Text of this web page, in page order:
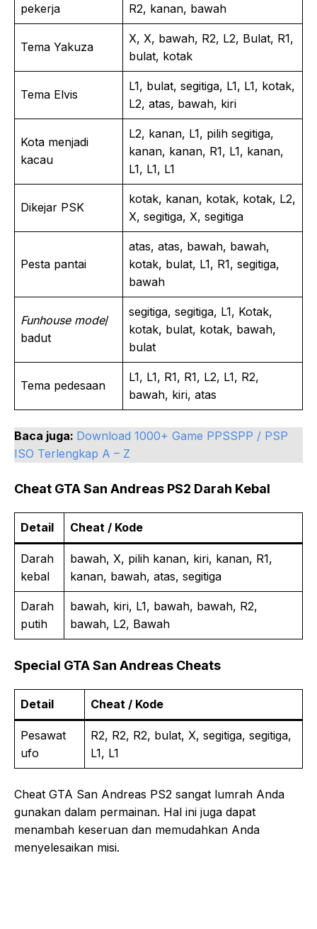
pekerja
R2, kanan, bawah
Tema Yakuza
X, X, bawah, R2, L2, Bulat, R1,
bulat, kotak
Tema Elvis
L1, bulat, segitiga, L1, L1, kotak,
L2, atas, bawah, kiri
Kota menjadi
kacau
L2, kanan, L1, pilih segitiga,
kanan, kanan, R1, L1, kanan,
L1, L1, L1
Dikejar PSK
kotak, kanan, kotak, kotak, L2,
X, segitiga, X, segitiga
Pesta pantai
atas, atas, bawah, bawah,
kotak, bulat, L1, R1, segitiga,
bawah
Funhouse mode/
badut
segitiga, segitiga, L1, Kotak,
kotak, bulat, kotak, bawah,
bulat
Tema pedesaan
L1, L1, R1, R1, L2, L1, R2,
bawah, kiri, atas
Baca juga: Download 1000+ Game PPSSPP / PSP
ISO Terlengkap A – Z
Cheat GTA San Andreas PS2 Darah Kebal
Detail Cheat / Kode
Darah
kebal
bawah, X, pilih kanan, kiri, kanan, R1,
kanan, bawah, atas, segitiga
Darah
putih
bawah, kiri, L1, bawah, bawah, R2,
bawah, L2, Bawah
Special GTA San Andreas Cheats
Detail Cheat / Kode
Pesawat
ufo
R2, R2, R2, bulat, X, segitiga, segitiga,
L1, L1
Cheat GTA San Andreas PS2 sangat lumrah Anda
gunakan dalam permainan. Hal ini juga dapat
menambah keseruan dan memudahkan Anda
menyelesaikan misi.